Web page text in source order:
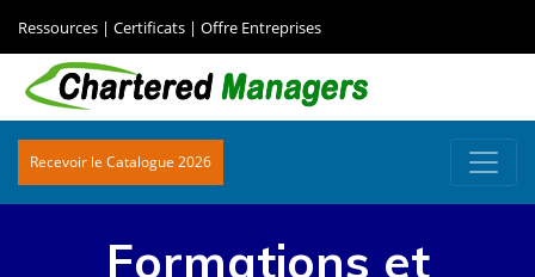
Ressources | Certificats | Offre Entreprises
Recevoir le Catalogue 2026
Formations et